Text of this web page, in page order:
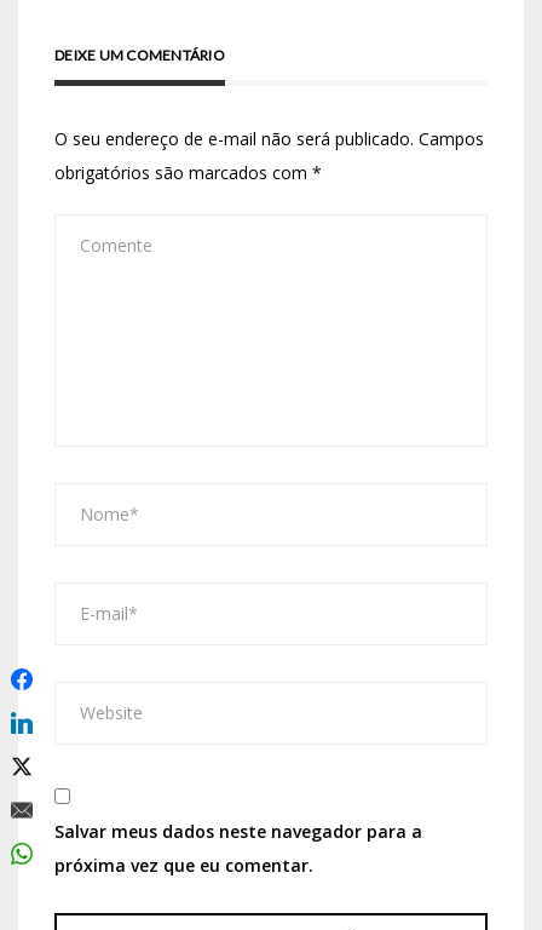
DEIXE UM COMENTÁRIO
O seu endereço de e-mail não será publicado. Campos
obrigatórios são marcados com *
Salvar meus dados neste navegador para a
próxima vez que eu comentar.